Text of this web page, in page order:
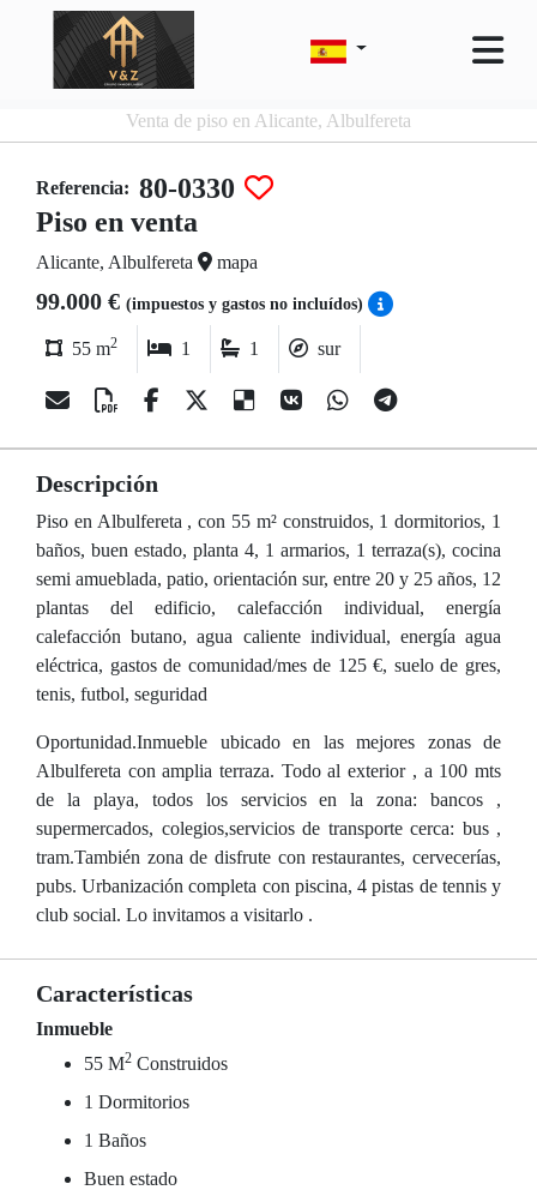
Venta de piso en Alicante, Albulfereta
Referencia: 80-0330
Piso en venta
Alicante, Albulfereta mapa
99.000 € (impuestos y gastos no incluídos)
55 m2 1 1 sur
Descripción
Piso en Albulfereta , con 55 m² construidos, 1 dormitorios, 1
baños, buen estado, planta 4, 1 armarios, 1 terraza(s), cocina
semi amueblada, patio, orientación sur, entre 20 y 25 años, 12
plantas del edificio, calefacción individual, energía
calefacción butano, agua caliente individual, energía agua
eléctrica, gastos de comunidad/mes de 125 €, suelo de gres,
tenis, futbol, seguridad
Oportunidad.Inmueble ubicado en las mejores zonas de
Albulfereta con amplia terraza. Todo al exterior , a 100 mts
de la playa, todos los servicios en la zona: bancos ,
supermercados, colegios,servicios de transporte cerca: bus ,
tram.También zona de disfrute con restaurantes, cervecerías,
pubs. Urbanización completa con piscina, 4 pistas de tennis y
club social. Lo invitamos a visitarlo .
Características
Inmueble
55 M2 Construidos
1 Dormitorios
1 Baños
Buen estado